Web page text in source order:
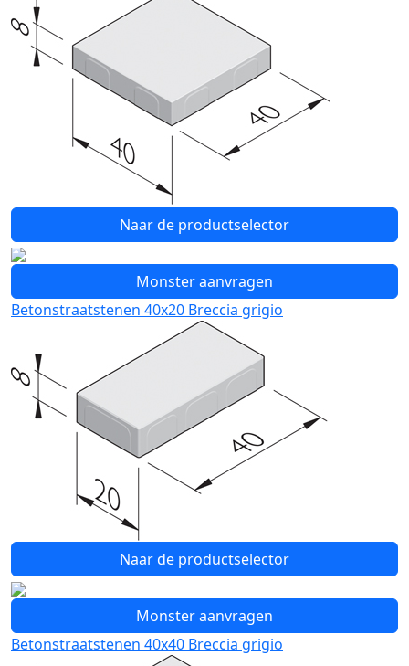
Naar de productselector
Monster aanvragen
Betonstraatstenen 40x20 Breccia grigio
Naar de productselector
Monster aanvragen
Betonstraatstenen 40x40 Breccia grigio